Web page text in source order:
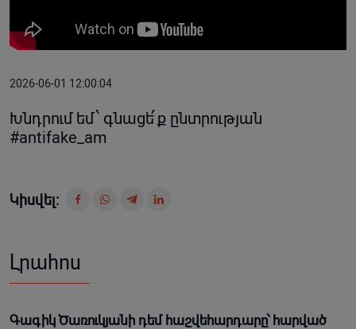
2026-06-01 12:00:04
Խնդրում եմ՝ գնացե՛ք ընտրության
#antifake_am
Կիսվել:
Լրահոս
Գագիկ Ծառուկյանի դեմ հաշվեհարդարը՝ հարված